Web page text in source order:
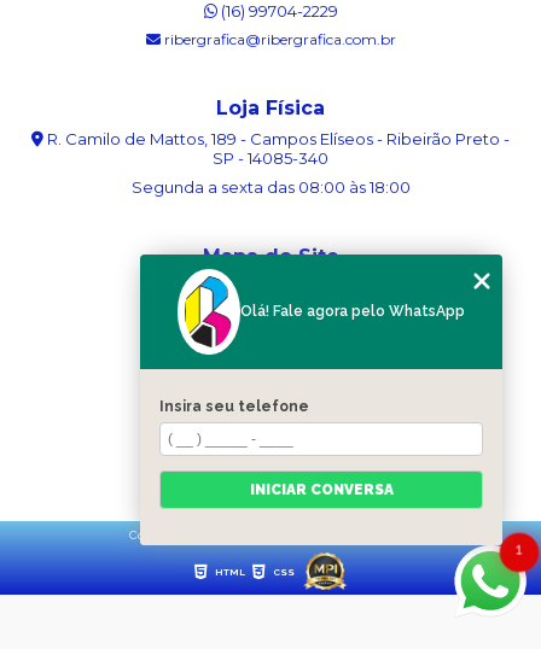
(16) 99704-2229
ribergrafica@ribergrafica.com.br
Loja Física
R. Camilo de Mattos, 189 - Campos Elíseos - Ribeirão Preto -
SP - 14085-340
Segunda a sexta das 08:00 às 18:00
Mapa do Site
Sobre nós
Blog
Categorias
Mapa do site
Copyright © Ribergráfica. (Lei 9610 de 19/02/1998)
HTML CSS
1
Olá! Fale agora pelo WhatsApp
Insira seu telefone
INICIAR CONVERSA